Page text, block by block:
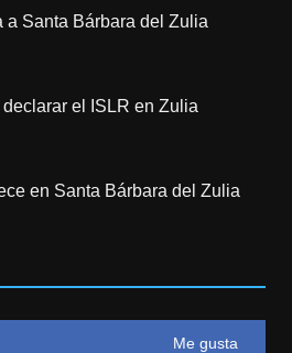
a Santa Bárbara del Zulia
el ISLR en Zulia
en Santa Bárbara del Zulia
Me gusta